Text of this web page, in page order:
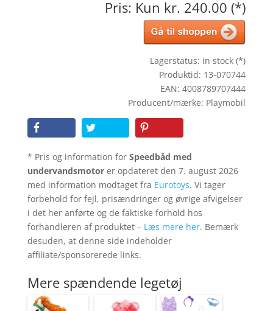
Pris: Kun kr. 240.00 (*)
Lagerstatus: in stock (*)
Produktid: 13-070744
EAN: 4008789707444
Producent/mærke: Playmobil
* Pris og information for Speedbåd med
undervandsmotorer opdateret den 7. august 2026
med information modtaget fra Eurotoys. Vi tager
forbehold for fejl, prisændringer og øvrige afvigelser
i det her anførte og de faktiske forhold hos
forhandleren af produktet – Læs mere her. Bemærk
desuden, at denne side indeholder
affiliate/sponsorerede links.
Mere spændende legetøj